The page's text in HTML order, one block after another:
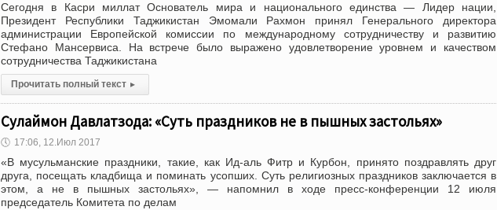
Сегодня в Касри миллат Основатель мира и национального единства — Лидер нации,
Президент Республики Таджикистан Эмомали Рахмон принял Генерального директора
администрации Европейской комиссии по международному сотрудничеству и развитию
Стефано Мансервиса. На встрече было выражено удовлетворение уровнем и качеством
сотрудничества Таджикистана
Прочитать полный текст ▸
Сулаймон Давлатзода: «Суть праздников не в пышных застольях»
🕔 17:06, 12.Июл 2017
«В мусульманские праздники, такие, как Ид-аль Фитр и Курбон, принято поздравлять друг
друга, посещать кладбища и поминать усопших. Суть религиозных праздников заключается в
этом, а не в пышных застольях», — напомнил в ходе пресс-конференции 12 июля
председатель Комитета по делам